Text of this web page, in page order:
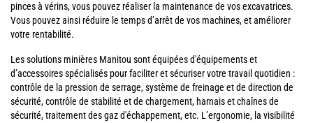
pinces à vérins, vous pouvez réaliser la maintenance de vos excavatrices.
Vous pouvez ainsi réduire le temps d’arrêt de vos machines, et améliorer
votre rentabilité.
Les solutions minières Manitou sont équipées d'équipements et
d’accessoires spécialisés pour faciliter et sécuriser votre travail quotidien :
contrôle de la pression de serrage, système de freinage et de direction de
sécurité, contrôle de stabilité et de chargement, harnais et chaînes de
sécurité, traitement des gaz d'échappement, etc. L’ergonomie, la visibilité